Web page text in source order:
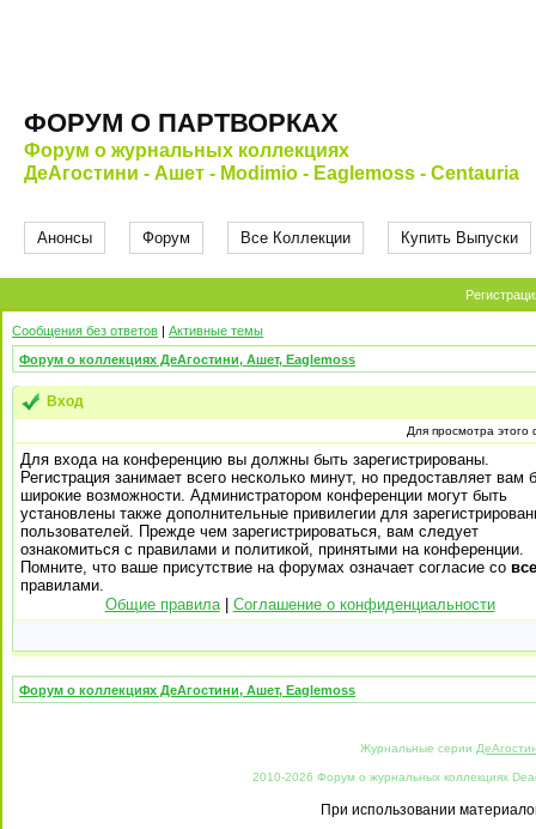
ФОРУМ О ПАРТВОРКАХ
Форум о журнальных коллекциях
ДеАгостини - Ашет - Modimio - Eaglemoss - Centauria
Анонсы Форум Все Коллекции Купить Выпуски
Сообщения без ответов | Активные темы
Форум о коллекциях ДеАгостини, Ашет, Eaglemoss
Вход
Для просмотра
Для входа на конференцию вы должны быть зарегистрированы.
Регистрация занимает всего несколько минут, но предоставляет вам
широкие возможности. Администратором конференции могут быть
установлены также дополнительные привилегии для
пользователей. Прежде чем зарегистрироваться, вам следует
ознакомиться с правилами и политикой, принятыми на конференции.
Помните, что ваше присутствие на форумах означает согласие со
правилами.
Общие правила| Соглашение о конфиденциальности
Форум о коллекциях ДеАгостини, Ашет, Eaglemoss
Журнальные серии
2010-2026 Форум о журнальных коллекциях
При использовании